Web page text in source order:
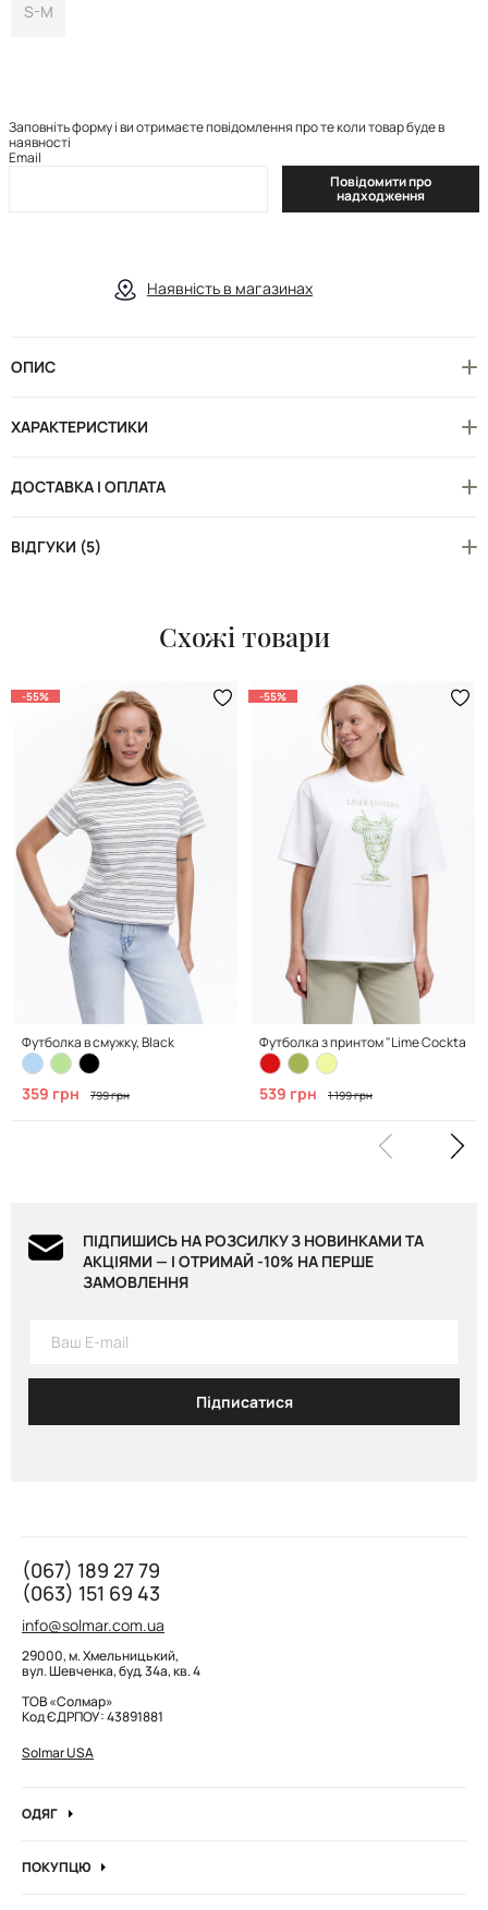
S-M
Заповніть форму і ви отримаєте повідомлення про те коли товар буде в
наявності
Email
Повідомити про
надходження
Наявність в магазинах
ОПИС
ХАРАКТЕРИСТИКИ
ДОСТАВКА І ОПЛАТА
ВІДГУКИ (5)
Схожі товари
-55%
Футболка в смужку, Black
359 грн 799 грн
-55%
Футболка з принтом "Lime Cocktail",
539 грн 1 199 грн
ПІДПИШИСЬ НА РОЗСИЛКУ З НОВИНКАМИ ТА
АКЦІЯМИ — І ОТРИМАЙ -10% НА ПЕРШЕ
ЗАМОВЛЕННЯ
Підписатися
(067) 189 27 79
(063) 151 69 43
info@solmar.com.ua
29000, м. Хмельницький,
вул. Шевченка, буд. 34а, кв. 4
ТОВ «Солмар»
Код ЄДРПОУ: 43891881
Solmar USA
ОДЯГ
Кофти та джемпера
ПОКУПЦЮ